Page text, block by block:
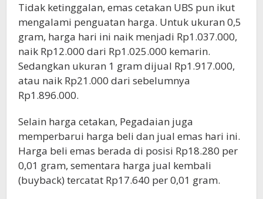
Tidak ketinggalan, emas cetakan UBS pun ikut
mengalami penguatan harga. Untuk ukuran 0,5
gram, harga hari ini naik menjadi Rp1.037.000,
naik Rp12.000 dari Rp1.025.000 kemarin.
Sedangkan ukuran 1 gram dijual Rp1.917.000,
atau naik Rp21.000 dari sebelumnya
Rp1.896.000.
Selain harga cetakan, Pegadaian juga
memperbarui harga beli dan jual emas hari ini.
Harga beli emas berada di posisi Rp18.280 per
0,01 gram, sementara harga jual kembali
(buyback) tercatat Rp17.640 per 0,01 gram.